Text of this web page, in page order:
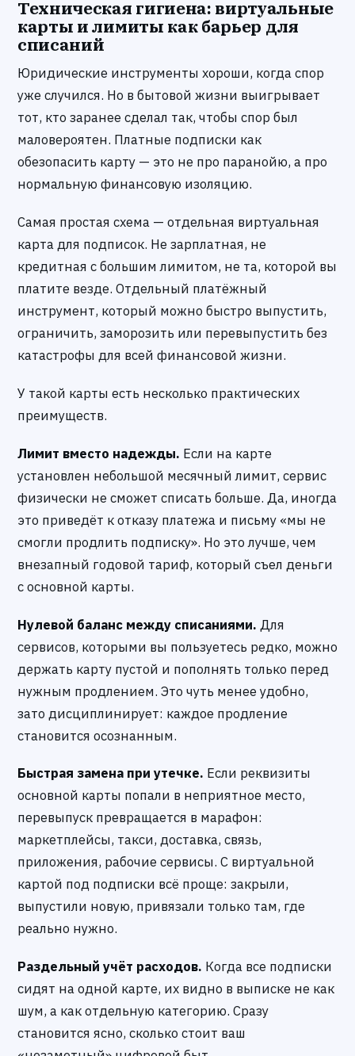
Техническая гигиена: виртуальные
карты и лимиты как барьер для
списаний
Юридические инструменты хороши, когда спор
уже случился. Но в бытовой жизни выигрывает
тот, кто заранее сделал так, чтобы спор был
маловероятен. Платные подписки как
обезопасить карту — это не про паранойю, а про
нормальную финансовую изоляцию.
Самая простая схема — отдельная виртуальная
карта для подписок. Не зарплатная, не
кредитная с большим лимитом, не та, которой вы
платите везде. Отдельный платёжный
инструмент, который можно быстро выпустить,
ограничить, заморозить или перевыпустить без
катастрофы для всей финансовой жизни.
У такой карты есть несколько практических
преимуществ.
Лимит вместо надежды. Если на карте
установлен небольшой месячный лимит, сервис
физически не сможет списать больше. Да, иногда
это приведёт к отказу платежа и письму «мы не
смогли продлить подписку». Но это лучше, чем
внезапный годовой тариф, который съел деньги
с основной карты.
Нулевой баланс между списаниями. Для
сервисов, которыми вы пользуетесь редко, можно
держать карту пустой и пополнять только перед
нужным продлением. Это чуть менее удобно,
зато дисциплинирует: каждое продление
становится осознанным.
Быстрая замена при утечке. Если реквизиты
основной карты попали в неприятное место,
перевыпуск превращается в марафон:
маркетплейсы, такси, доставка, связь,
приложения, рабочие сервисы. С виртуальной
картой под подписки всё проще: закрыли,
выпустили новую, привязали только там, где
реально нужно.
Раздельный учёт расходов. Когда все подписки
сидят на одной карте, их видно в выписке не как
шум, а как отдельную категорию. Сразу
становится ясно, сколько стоит ваш